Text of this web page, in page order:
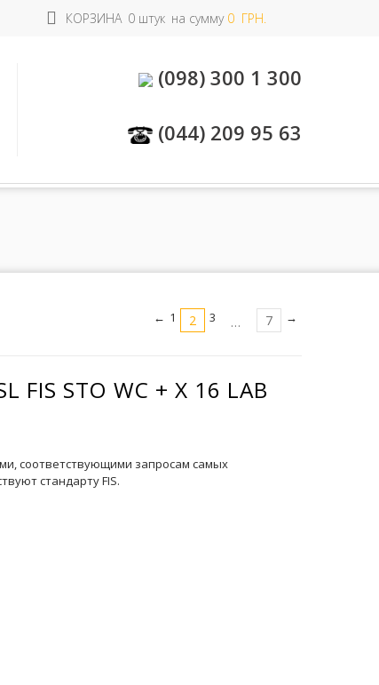
КОРЗИНА 0 штук на сумму 0 ГРН.
(098) 300 1 300
(044) 209 95 63
← 1 2 3 … 7 →
STO WC + X 16 LAB
соответствующими запросам самых
стандарту FIS.